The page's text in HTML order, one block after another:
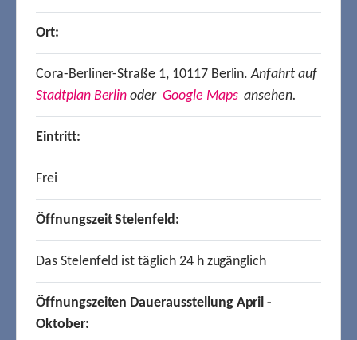
Ort:
Cora-Berliner-Straße 1, 10117 Berlin.Anfahrt auf
Stadtplan Berlin oder Google Mapsansehen.
Eintritt:
Frei
Öffnungszeit Stelenfeld:
Das Stelenfeld ist täglich 24 h zugänglich
Öffnungszeiten Dauerausstellung April -
Oktober: